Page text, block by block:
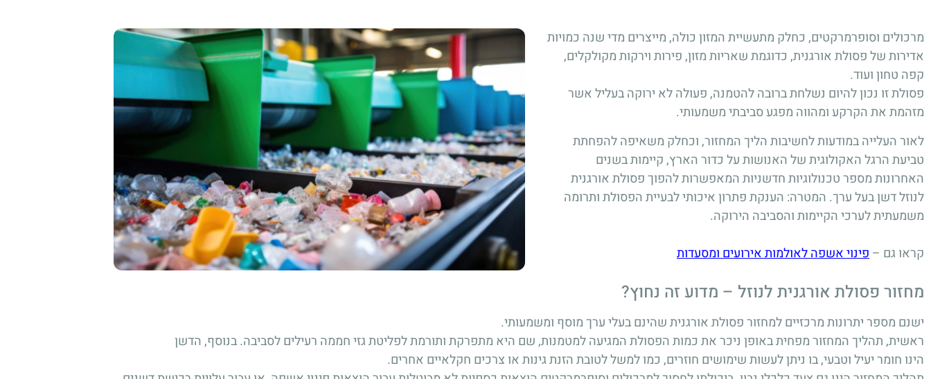
מרכולים וסופרמרקטים, כחלק מתעשיית המזון כולה, מייצרים מדי שנה כמויות
אדירות של פסולת אורגנית, כדוגמת שאריות מזון, פירות וירקות מקולקלים,
קפה טחון ועוד.
פסולת זו נכון להיום נשלחת ברובה להטמנה, פעולה לא ירוקה בעליל אשר
מזהמת את הקרקע ומהווה מפגע סביבתי משמעותי.
לאור העלייה במודעות לחשיבות הליך המחזור, וכחלק משאיפה להפחתת
טביעת הרגל האקולוגית של האנושות על כדור הארץ, קיימות בשנים
האחרונות מספר טכנולוגיות חדשניות המאפשרות להפוך פסולת אורגנית
לנוזל דשן בעל ערך. המטרה: הענקת פתרון איכותי לבעיית הפסולת ותרומה
משמעתית לערכי הקיימות והסביבה הירוקה.
קראו גם –פינוי אשפה לאולמות אירועים ומסעדות
מחזור פסולת אורגנית לנוזל – מדוע זה נחוץ?
ישנם מספר יתרונות מרכזיים למחזור פסולת אורגנית שהינם בעלי ערך מוסף ומשמעותי.
ראשית, תהליך המחזור מפחית באופן ניכר את כמות הפסולת המגיעה למטמנות, שם היא מתפרקת ותורמת לפליטת גזי חממה רעילים לסביבה. בנוסף, הדשן
הינו חומר יעיל וטבעי, בו ניתן לעשות שימושים חוזרים, כמו למשל לטובת הזנת גינות או צרכים חקלאיים אחרים.